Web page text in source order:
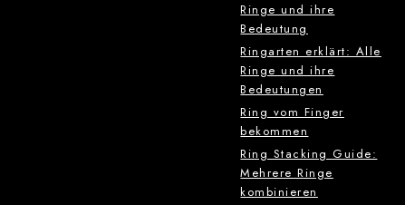
Ringe und ihre
Bedeutung
Ringarten erklärt: Alle
Ringe und ihre
Bedeutungen
Ring vom Finger
bekommen
Ring Stacking Guide:
Mehrere Ringe
kombinieren